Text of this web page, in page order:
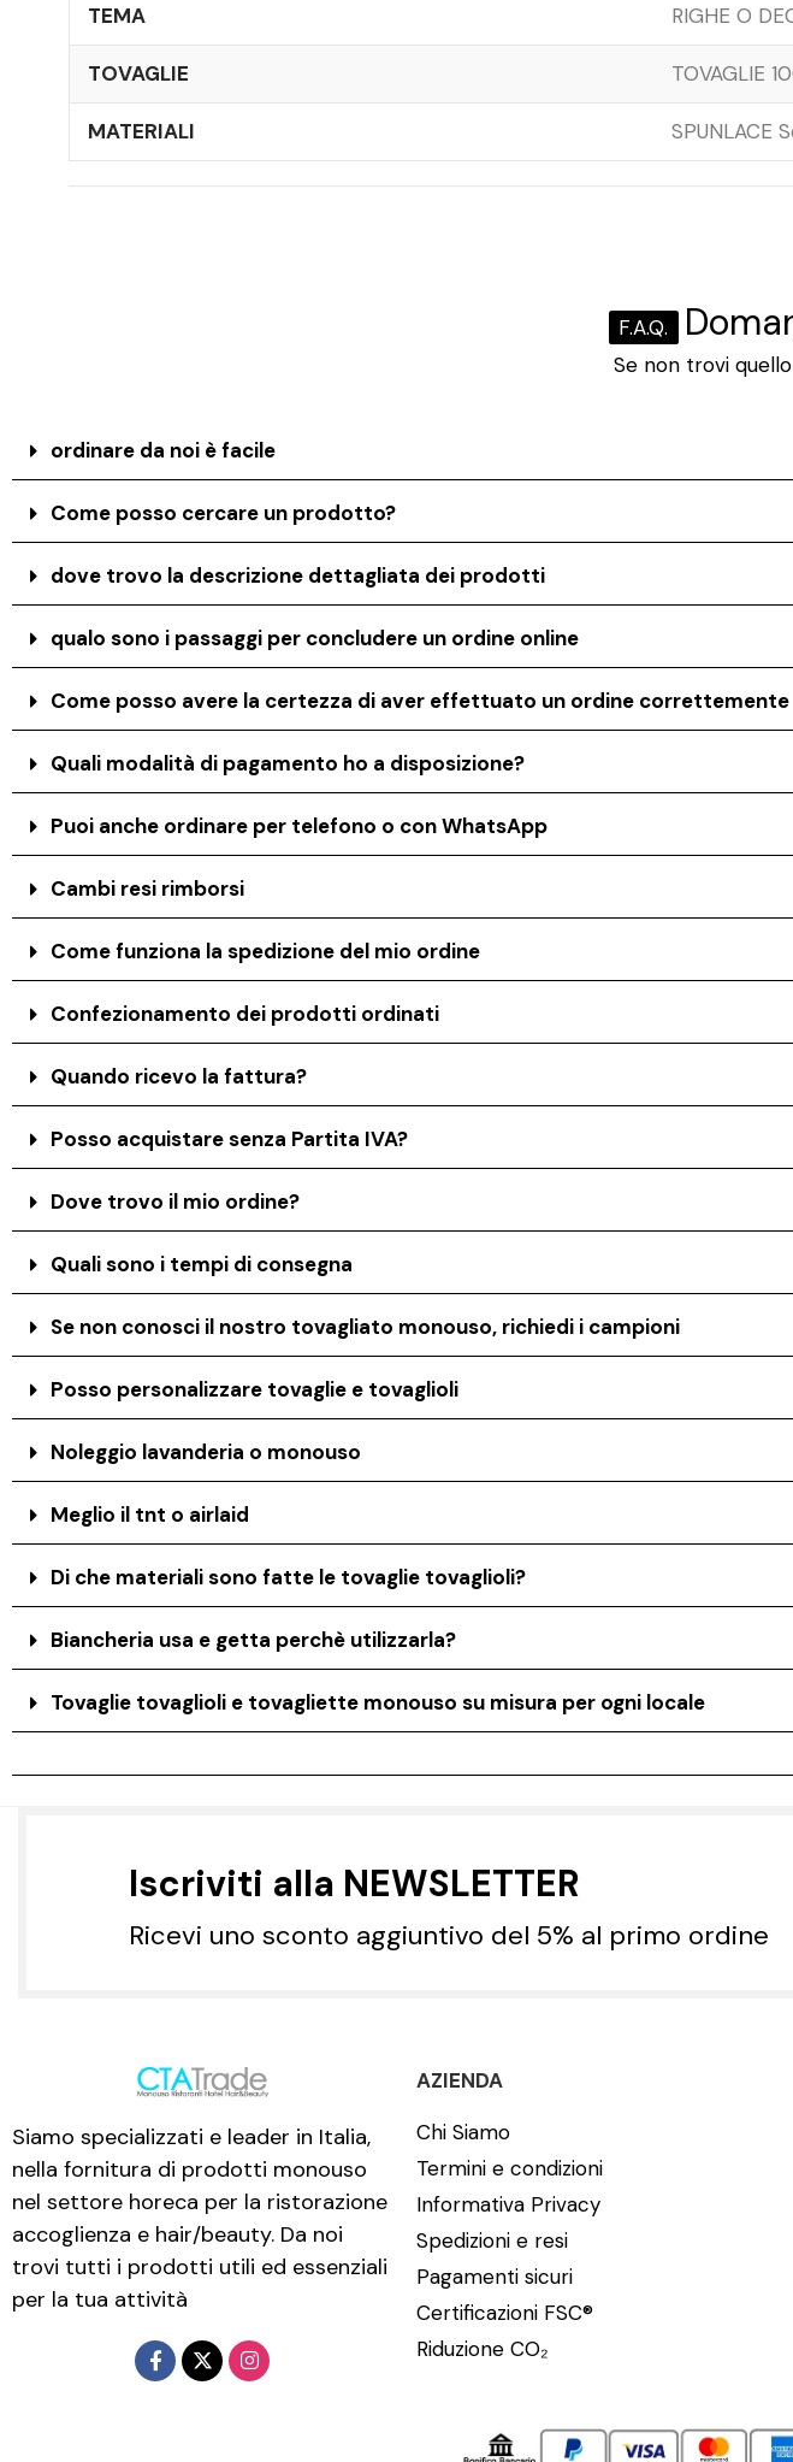
TEMA RIGHE O
TOVAGLIE TOVAGLIE
MATERIALI SPUNLACE
F.A.Q.
Se non trovi
ordinare da noi è facile
Come posso cercare un prodotto?
dove trovo la descrizione dettagliata dei prodotti
qualo sono i passaggi per concludere un ordine online
Come posso avere la certezza di aver effettuato un ordine correttemente
Quali modalità di pagamento ho a disposizione?
Puoi anche ordinare per telefono o con WhatsApp
Cambi resi rimborsi
Come funziona la spedizione del mio ordine
Confezionamento dei prodotti ordinati
Quando ricevo la fattura?
Posso acquistare senza Partita IVA?
Dove trovo il mio ordine?
Quali sono i tempi di consegna
Se non conosci il nostro tovagliato monouso, richiedi i campioni
Posso personalizzare tovaglie e tovaglioli
Noleggio lavanderia o monouso
Meglio il tnt o airlaid
Di che materiali sono fatte le tovaglie tovaglioli?
Biancheria usa e getta perchè utilizzarla?
Tovaglie tovaglioli e tovagliette monouso su misura per ogni locale
Iscriviti alla NEWSLETTER
Ricevi uno sconto aggiuntivo del 5% al primo ordine
Siamo specializzati e leader in Italia,
nella fornitura di prodotti monouso
nel settore horeca per la ristorazione
accoglienza e hair/beauty. Da noi
trovi tutti i prodotti utili ed essenziali
per la tua attività
AZIENDA
Chi Siamo
Termini e condizioni
Informativa Privacy
Spedizioni e resi
Pagamenti sicuri
Certificazioni FSC®
Riduzione CO₂